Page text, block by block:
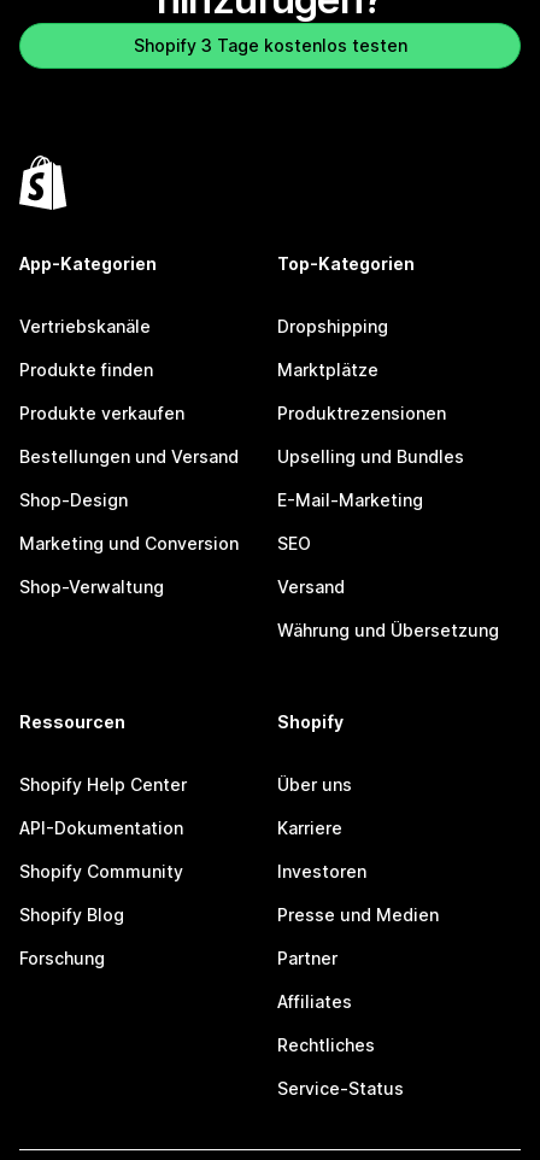
Shopify 3 Tage kostenlos testen
App-Kategorien
Vertriebskanäle
Produkte finden
Produkte verkaufen
Bestellungen und Versand
Shop-Design
Marketing und Conversion
Shop-Verwaltung
Top-Kategorien
Dropshipping
Marktplätze
Produktrezensionen
Upselling und Bundles
E-Mail-Marketing
SEO
Versand
Währung und Übersetzung
Ressourcen
Shopify Help Center
API-Dokumentation
Shopify Community
Shopify Blog
Forschung
Shopify
Über uns
Karriere
Investoren
Presse und Medien
Partner
Affiliates
Rechtliches
Service-Status